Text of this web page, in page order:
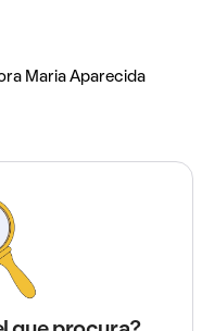
Maria Aparecida